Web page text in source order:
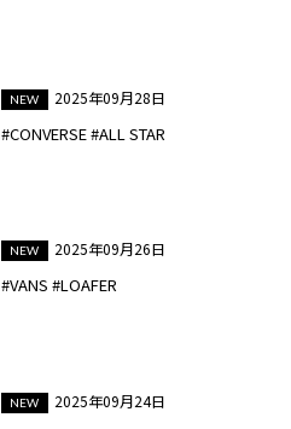
2025年09月28日
#CONVERSE #ALL STAR
2025年09月26日
#VANS #LOAFER
2025年09月24日